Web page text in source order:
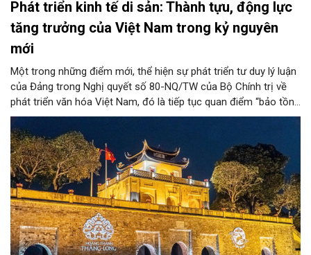
Phát triển kinh tế di sản: Thành tựu, động lực
tăng trưởng của Việt Nam trong kỷ nguyên
mới
Một trong những điểm mới, thể hiện sự phát triển tư duy lý luận
của Đảng trong Nghị quyết số 80-NQ/TW của Bộ Chính trị về
phát triển văn hóa Việt Nam, đó là tiếp tục quan điểm “bảo tồn
và phát huy giá trị di sản văn hóa gắn kết với phát triển kinh tế -
xã hội và du lịch”; đồng thời, nâng lên một tầm cao mới: “phát
triển kinh tế di sản”.